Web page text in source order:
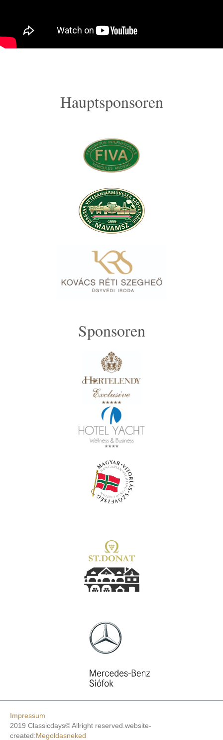
Hauptsponsoren
Sponsoren
Impressum
2019 Classicdays© Allright reserved.website-
created:Megoldasneked